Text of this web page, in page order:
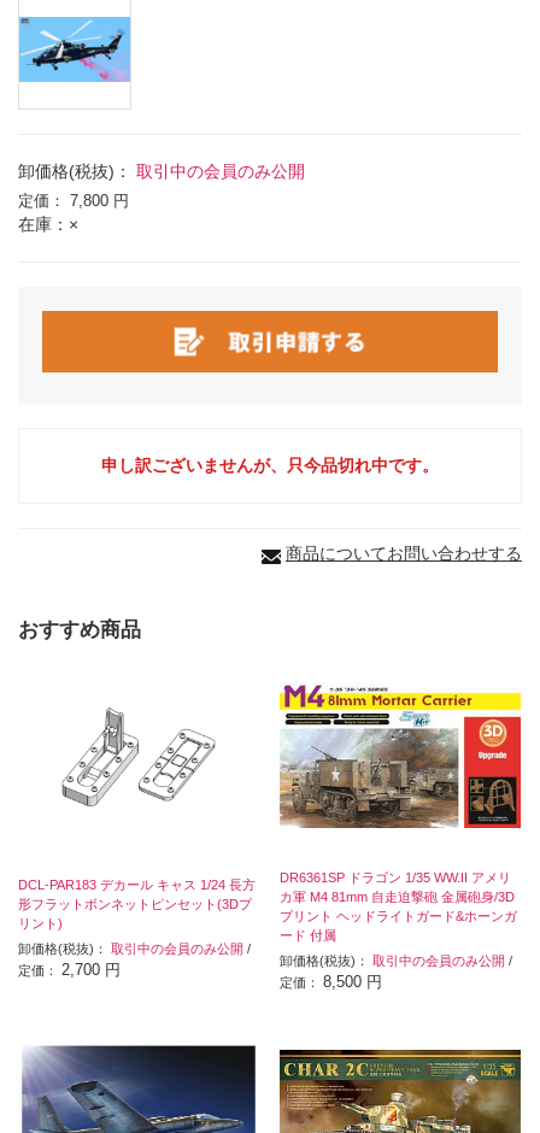
卸価格(税抜)： 取引中の会員のみ公開
定価： 7,800 円
在庫：×
申し訳ございませんが、只今品切れ中です。
商品についてお問い合わせする
おすすめ商品
DCL-PAR183 デカール キャス 1/24 長方
形フラットボンネットピンセット(3Dプ
リント)
卸価格(税抜)： 取引中の会員のみ公開 /
定価： 2,700 円
DR6361SP ドラゴン 1/35 WW.II アメリ
カ軍 M4 81mm 自走迫撃砲 金属砲身/3D
プリント ヘッドライトガード&ホーンガ
ード 付属
卸価格(税抜)：取引中の会員のみ公開 /
定価：8,500 円